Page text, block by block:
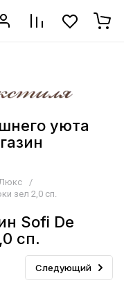
уюта
/
зел 2,0 сп.
Sofi De
сп.
Следующий